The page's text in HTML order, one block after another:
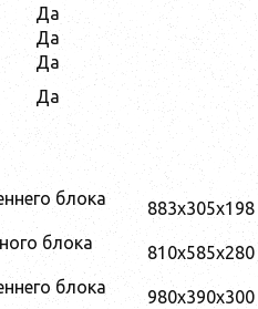
Да
Да
Да
Да
блока
883x305x198
блока
810x585x280
блока
980x390x300